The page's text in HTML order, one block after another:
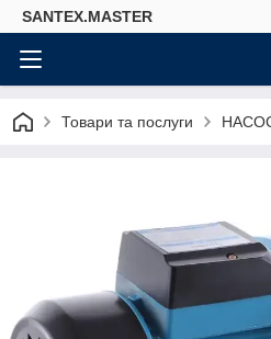
SANTEX.MASTER
Товари та послуги